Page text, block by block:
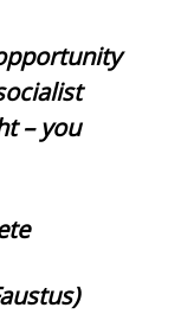
– you